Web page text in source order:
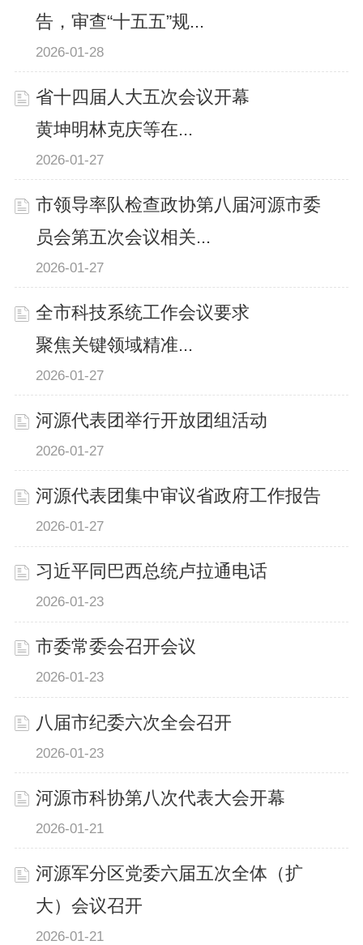
告，审查“十五五”规...
2026-01-28
省十四届人大五次会议开幕
黄坤明林克庆等在...
2026-01-27
市领导率队检查政协第八届河源市委
员会第五次会议相关...
2026-01-27
全市科技系统工作会议要求
聚焦关键领域精准...
2026-01-27
河源代表团举行开放团组活动
2026-01-27
河源代表团集中审议省政府工作报告
2026-01-27
习近平同巴西总统卢拉通电话
2026-01-23
市委常委会召开会议
2026-01-23
八届市纪委六次全会召开
2026-01-23
河源市科协第八次代表大会开幕
2026-01-21
河源军分区党委六届五次全体（扩
大）会议召开
2026-01-21